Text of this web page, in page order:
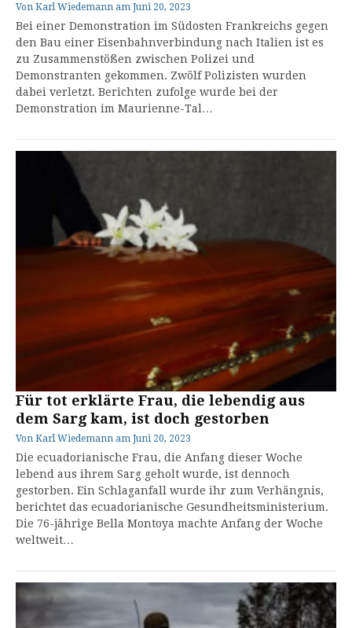
Von Karl Wiedemann am Juni 20, 2023
Bei einer Demonstration im Südosten Frankreichs gegen
den Bau einer Eisenbahnverbindung nach Italien ist es
zu Zusammenstößen zwischen Polizei und
Demonstranten gekommen. Zwölf Polizisten wurden
dabei verletzt. Berichten zufolge wurde bei der
Demonstration im Maurienne-Tal…
Für tot erklärte Frau, die lebendig aus
dem Sarg kam, ist doch gestorben
Von Karl Wiedemann am Juni 20, 2023
Die ecuadorianische Frau, die Anfang dieser Woche
lebend aus ihrem Sarg geholt wurde, ist dennoch
gestorben. Ein Schlaganfall wurde ihr zum Verhängnis,
berichtet das ecuadorianische Gesundheitsministerium.
Die 76-jährige Bella Montoya machte Anfang der Woche
weltweit…